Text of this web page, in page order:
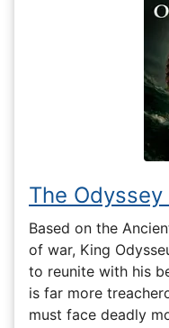
The
Based on the
of war, King
to reunite with his
is far more
must face deadly